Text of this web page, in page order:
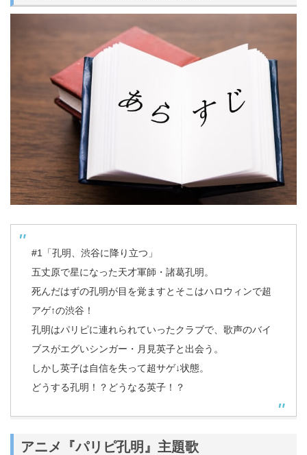
#1「孔明、渋谷に降り立つ」
五丈原で星になった天才軍師・諸葛孔明。
死んだはずの孔明が目を覚ますとそこはハロウィンで超
アゲ↑の渋谷！
孔明はパリピに連れられていったクラブで、歌声のバイ
ブスがエグいシンガー・月見英子と出会う。
しかし英子は自信を失って超サゲ↓状態。
どうする孔明！？どうなる英子！？
アニメ『パリピ孔明』主題歌